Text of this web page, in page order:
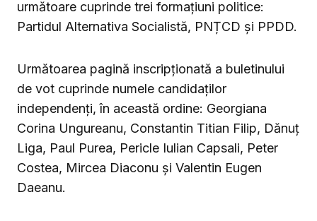
următoare cuprinde trei formațiuni politice:
Partidul Alternativa Socialistă, PNȚCD și PPDD.
Următoarea pagină inscripționată a buletinului
de vot cuprinde numele candidaților
independenți, în această ordine: Georgiana
Corina Ungureanu, Constantin Titian Filip, Dănuț
Liga, Paul Purea, Pericle Iulian Capsali, Peter
Costea, Mircea Diaconu și Valentin Eugen
Daeanu.